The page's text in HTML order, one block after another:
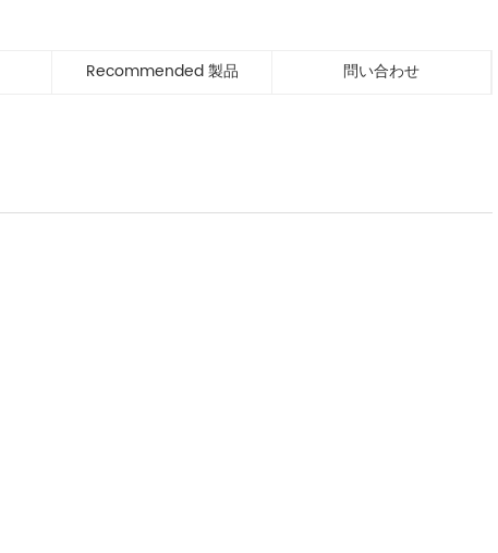
Recommended 製品 問い合わせ